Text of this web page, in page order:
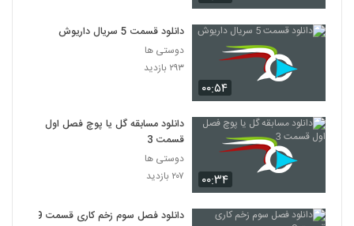
۰۰:۵۴
دانلود قسمت 5 سریال داریوش
دوستی ها
۲۹۳ بازدید
۰۰:۳۴
دانلود مسابقه گل یا پوچ فصل اول
قسمت 3
دوستی ها
۲۰۷ بازدید
دانلود فصل سوم زخم کاری قسمت 9